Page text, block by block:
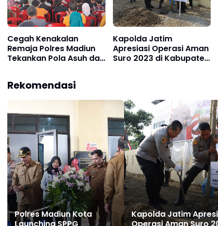
Cegah Kenakalan
Remaja Polres Madiun
Tekankan Pola Asuh dan
Kapolda Jatim
Apresiasi Operasi Aman
Suro 2023 di Kabupaten
Rekomendasi
Polres Madiun Kota
Kapolda Jatim